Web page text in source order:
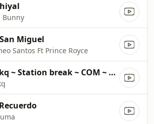
Bunny
Miguel
Santos Ft Prince Royce
Wskq ~ Station break ~ COM ~ 62000